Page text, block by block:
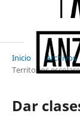
Inicio Archivos
Territorios
Dar